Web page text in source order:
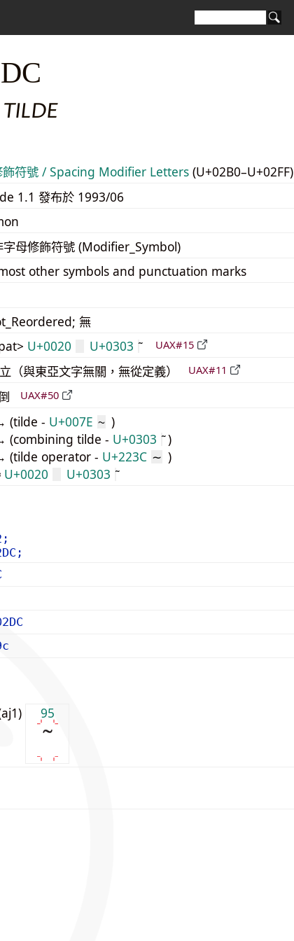
飾符號 / Spacing Modifier Letters (U+02B0–U+02FF)
1.1 發布於 1993/06
字母修飾符號 (Modifier_Symbol)
other symbols and punctuation marks
無
U+0020 U+0303 UAX#15
（與東亞文字無關，無從定義） UAX#11
UAX#50
(tilde - U+007E ~ )
(combining tilde - U+0303
)
(tilde operator - U+223C ∼ )
U+0020 U+0303
95